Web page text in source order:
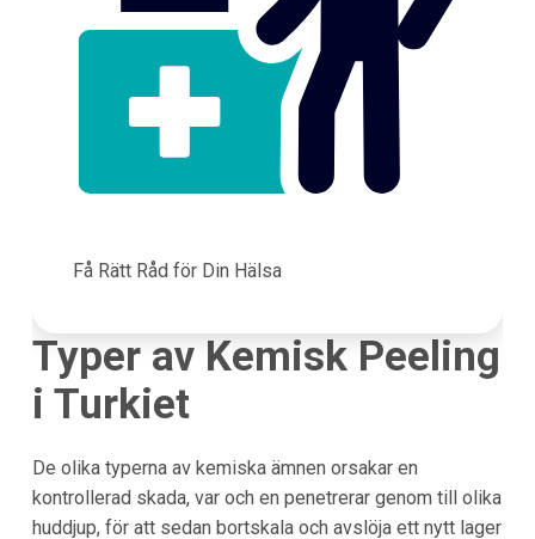
Få Rätt Råd för Din Hälsa
Typer av Kemisk Peeling
i Turkiet
De olika typerna av kemiska ämnen orsakar en
kontrollerad skada, var och en penetrerar genom till olika
huddjup, för att sedan bortskala och avslöja ett nytt lager